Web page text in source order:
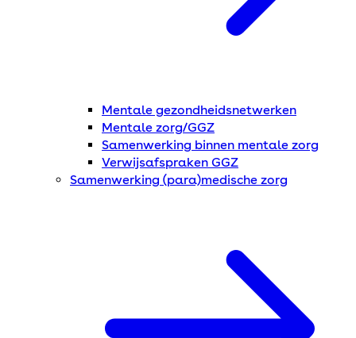
Mentale gezondheidsnetwerken
Mentale zorg/GGZ
Samenwerking binnen mentale zorg
Verwijsafspraken GGZ
Samenwerking (para)medische zorg